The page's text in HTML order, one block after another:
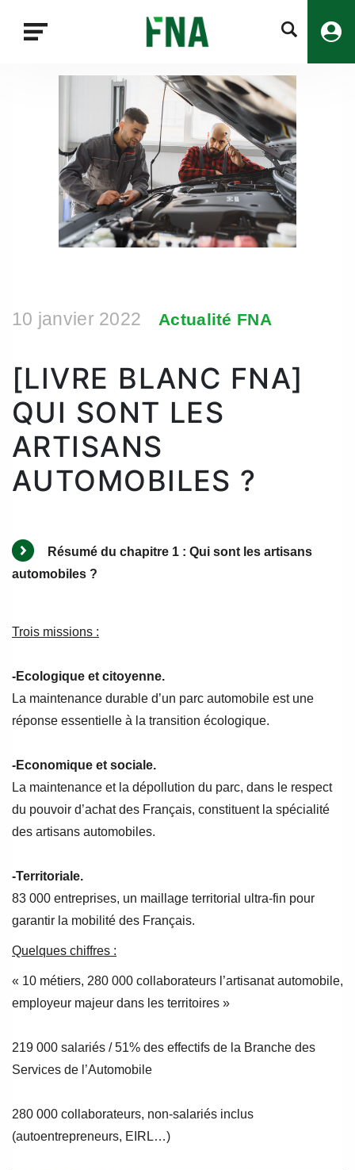
recherche
10 janvier 2022 Actualité FNA
[LIVRE BLANC FNA]
QUI SONT LES
ARTISANS
AUTOMOBILES ?
Résumé du chapitre 1 : Qui sont les artisans
automobiles ?
Trois missions :
-Ecologique et citoyenne.
La maintenance durable d’un parc automobile est une
réponse essentielle à la transition écologique.
-Economique et sociale.
La maintenance et la dépollution du parc, dans le respect
du pouvoir d’achat des Français, constituent la spécialité
des artisans automobiles.
-Territoriale.
83 000 entreprises, un maillage territorial ultra-fin pour
garantir la mobilité des Français.
Quelques chiffres :
« 10 métiers, 280 000 collaborateurs l’artisanat automobile,
employeur majeur dans les territoires »
219 000 salariés / 51% des effectifs de la Branche des
Services de l’Automobile
280 000 collaborateurs, non-salariés inclus
(autoentrepreneurs, EIRL…)